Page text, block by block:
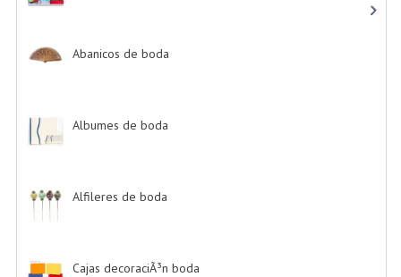
Abanicos de boda
Albumes de boda
Alfileres de boda
Cajas decoraciÃ³n boda